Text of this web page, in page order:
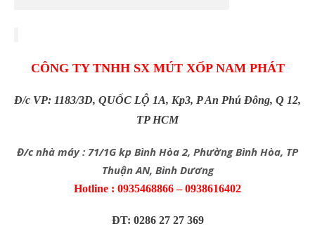
CÔNG TY TNHH SX MÚT XỐP NAM PHÁT
Đ/c VP: 1183/3D, QUỐC LỘ 1A, Kp3, P An Phú Đông, Q 12,
TP HCM
Đ/c nhà máy : 71/1G kp Bình Hòa 2, Phường Bình Hòa, TP
Thuận AN, Bình Dương
Hotline : 0935468866 – 0938616402
ĐT: 0286 27 27 369